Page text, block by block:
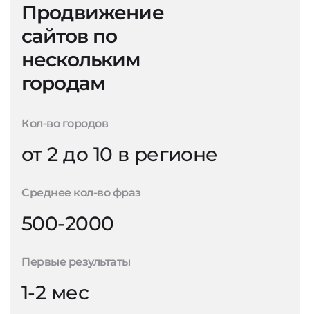
Продвижение
сайтов по
нескольким
городам
Кол-во городов
от 2 до 10 в регионе
Среднее кол-во фраз
500-2000
Первые результаты
1-2 мес